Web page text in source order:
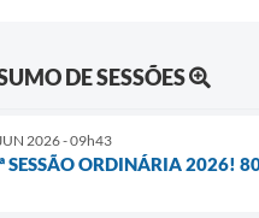
DE SESSÕES
2026 - 09h43
SESSÃO ORDINÁRIA 2026!